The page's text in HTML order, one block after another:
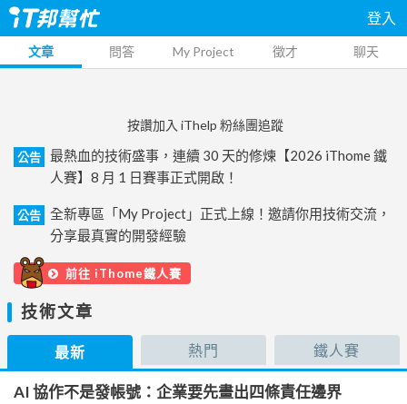
登入
文章 問答 My Project 徵才 聊天
按讚加入 iThelp 粉絲團追蹤
公告
最熱血的技術盛事，連續 30 天的修煉【2026 iThome 鐵
人賽】8 月 1 日賽事正式開啟！
公告
全新專區「My Project」正式上線！邀請你用技術交流，
分享最真實的開發經驗
前往 iThome鐵人賽
技術文章
最新 熱門 鐵人賽
AI 協作不是發帳號：企業要先畫出四條責任邊界